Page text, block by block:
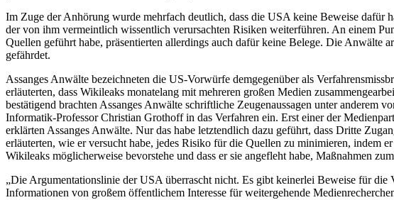
Im Zuge der Anhörung wurde mehrfach deutlich, dass die USA keine Beweise dafür
der von ihm vermeintlich wissentlich verursachten Risiken weiterführen. An einem
Quellen geführt habe, präsentierten allerdings auch dafür keine Belege. Die Anwälte
gefährdet.
Assanges Anwälte bezeichneten die US-Vorwürfe demgegenüber als
erläuterten, dass Wikileaks monatelang mit mehreren großen Medien
bestätigend brachten Assanges Anwälte schriftliche Zeugenaussagen unter anderem
Informatik-Professor Christian Grothoff in das Verfahren ein. Erst einer der
erklärten Assanges Anwälte. Nur das habe letztendlich dazu geführt, dass Dritte
erläuterten, wie er versucht habe, jedes Risiko für die Quellen zu minimieren, indem
Wikileaks möglicherweise bevorstehe und dass er sie angefleht habe, Maßnahmen
„Die Argumentationslinie der USA überrascht nicht. Es gibt keinerlei Beweise für
Informationen von großem öffentlichem Interesse für weitergehende